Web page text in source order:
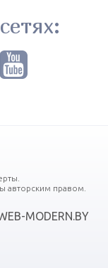
авторским правом.
MODERN.BY